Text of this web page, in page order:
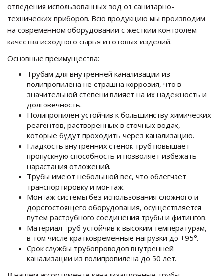
отведения использованных вод от санитарно-
технических приборов. Всю продукцию мы производим
на современном оборудовании с жестким контролем
качества исходного сырья и готовых изделий.
Основные преимущества:
Трубам для внутренней канализации из
полипропилена не страшна коррозия, что в
значительной степени влияет на их надежность и
долговечность.
Полипропилен устойчив к большинству химических
реагентов, растворенных в сточных водах,
которые будут проходить через канализацию.
Гладкость внутренних стенок труб повышает
пропускную способность и позволяет избежать
нарастания отложений.
Трубы имеют небольшой вес, что облегчает
транспортировку и монтаж.
Монтаж системы без использования сложного и
дорогостоящего оборудования, осуществляется
путем раструбного соединения трубы и фитингов.
Материал труб устойчив к высоким температурам,
в том числе кратковременные нагрузки до +95°.
Срок службы трубопроводов внутренней
канализации из полипропилена до 50 лет.